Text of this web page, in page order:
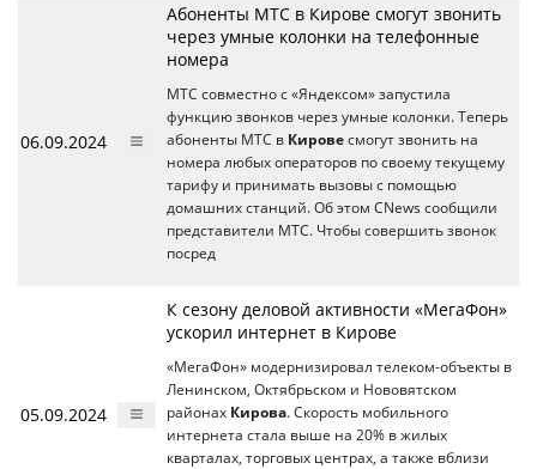
06.09.2024
Абоненты МТС в Кирове смогут звонить
через умные колонки на телефонные
номера
МТС совместно с «Яндексом» запустила
функцию звонков через умные колонки. Теперь
абоненты МТС в Кирове смогут звонить на
номера любых операторов по своему текущему
тарифу и принимать вызовы с помощью
домашних станций. Об этом CNews сообщили
представители МТС. Чтобы совершить звонок
посред
05.09.2024
К сезону деловой активности «МегаФон»
ускорил интернет в Кирове
«МегаФон» модернизировал телеком-объекты в
Ленинском, Октябрьском и Нововятском
районах Кирова. Скорость мобильного
интернета стала выше на 20% в жилых
кварталах, торговых центрах, а также вблизи